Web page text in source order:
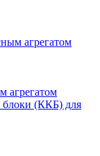
агрегатом
агрегатом
блоки (ККБ) для